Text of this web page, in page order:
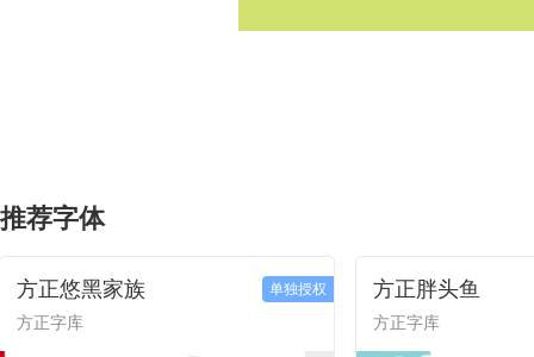
推荐字体
方正悠黑家族
方正字库
单独授权 方正胖头鱼
方正字库